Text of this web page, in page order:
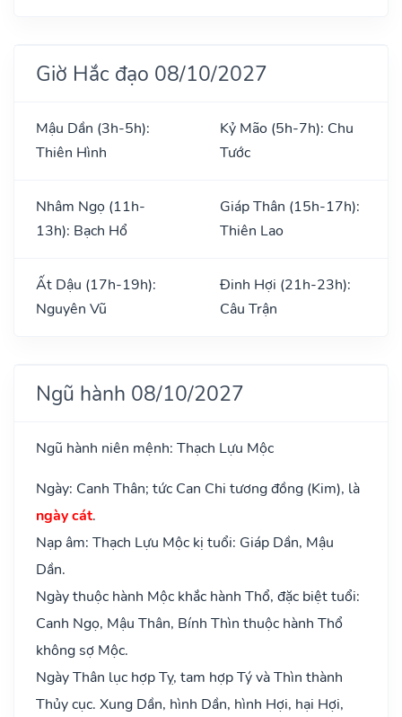
Giờ Hắc đạo 08/10/2027
Mậu Dần (3h-5h):
Thiên Hình
Kỷ Mão (5h-7h): Chu
Tước
Nhâm Ngọ (11h-
13h): Bạch Hổ
Giáp Thân (15h-17h):
Thiên Lao
Ất Dậu (17h-19h):
Nguyên Vũ
Đinh Hợi (21h-23h):
Câu Trận
Ngũ hành 08/10/2027
Ngũ hành niên mệnh: Thạch Lựu Mộc
Ngày: Canh Thân; tức Can Chi tương đồng (Kim), là
ngày cát.
Nạp âm: Thạch Lựu Mộc kị tuổi: Giáp Dần, Mậu
Dần.
Ngày thuộc hành Mộc khắc hành Thổ, đặc biệt tuổi:
Canh Ngọ, Mậu Thân, Bính Thìn thuộc hành Thổ
không sợ Mộc.
Ngày Thân lục hợp Tỵ, tam hợp Tý và Thìn thành
Thủy cục. Xung Dần, hình Dần, hình Hợi, hại Hợi,